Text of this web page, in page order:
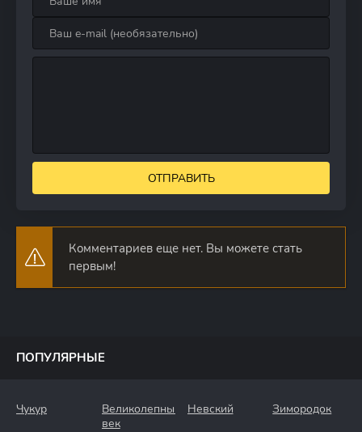
ОТПРАВИТЬ
Комментариев еще нет. Вы можете стать
первым!
ПОПУЛЯРНЫЕ
Чукур
Великолепный
век
Невский Зимородок